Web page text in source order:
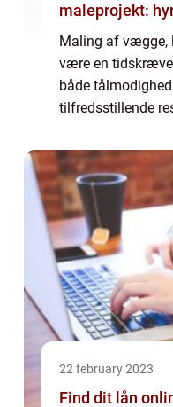
maleprojekt:
Maling af vægge,
være en
både
tilfredsstillende
22 february 2023
Find dit lån